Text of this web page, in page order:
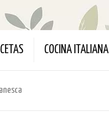
COCINA ITALIANA